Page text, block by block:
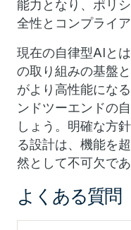
能力となり、ポリ
全性とコンプライ
現在の自律型AIと
の取り組みの基盤
がより高性能にな
ンドツーエンドの
しょう。明確な方
る設計は、機能を
然として不可欠で
よくある質問